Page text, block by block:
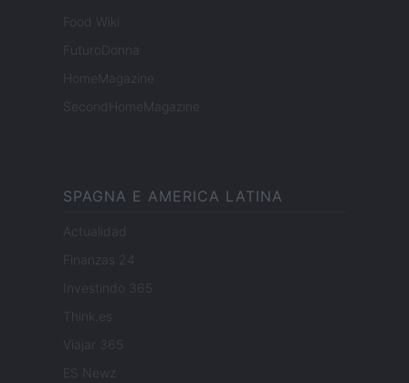
Food Wiki
FuturoDonna
HomeMagazine
SecondHomeMagazine
SPAGNA E AMERICA LATINA
Actualidad
Finanzas 24
Investindo 365
Think.es
Viajar 365
ES Newz